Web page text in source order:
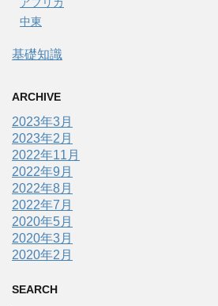
中東
基礎知識
ARCHIVE
2023年3月
2023年2月
2022年11月
2022年9月
2022年8月
2022年7月
2020年5月
2020年3月
2020年2月
SEARCH